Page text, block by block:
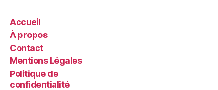
Accueil
À propos
Contact
Mentions Légales
Politique de
confidentialité